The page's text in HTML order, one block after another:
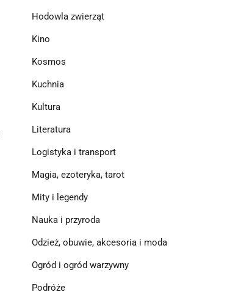
Hodowla zwierząt
Kino
Kosmos
Kuchnia
Kultura
Literatura
Logistyka i transport
Magia, ezoteryka, tarot
Mity i legendy
Nauka i przyroda
Odzież, obuwie, akcesoria i moda
Ogród i ogród warzywny
Podróże